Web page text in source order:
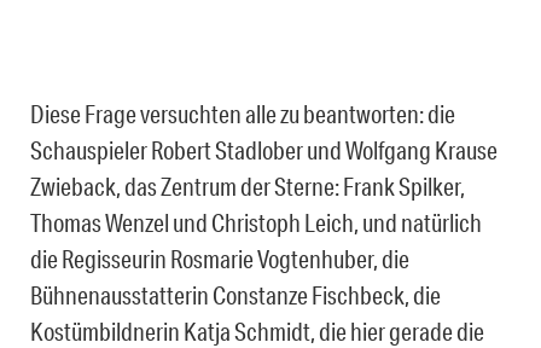
Diese Frage versuchten alle zu beantworten: die
Schauspieler Robert Stadlober und Wolfgang Krause
Zwieback, das Zentrum der Sterne: Frank Spilker,
Thomas Wenzel und Christoph Leich, und natürlich
die Regisseurin Rosmarie Vogtenhuber, die
Bühnenausstatterin Constanze Fischbeck, die
Kostümbildnerin Katja Schmidt, die hier gerade die